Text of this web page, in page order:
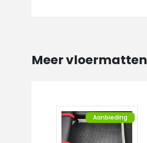
Meer vloermatten
Aanbieding